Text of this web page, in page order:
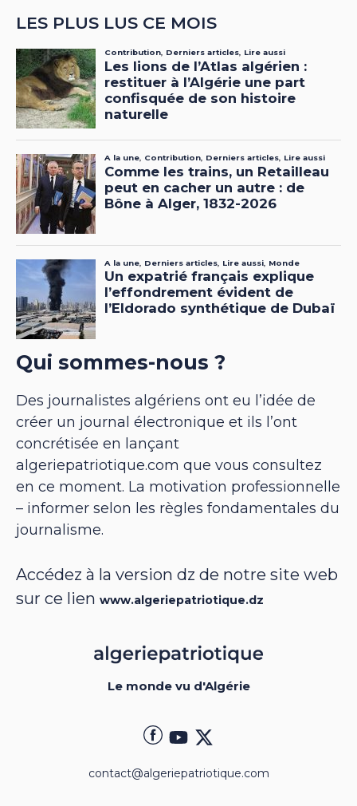
LES PLUS LUS CE MOIS
Qui sommes-nous ?
Des journalistes algériens ont eu l’idée de
créer un journal électronique et ils l’ont
concrétisée en lançant
algeriepatriotique.com que vous consultez
en ce moment. La motivation professionnelle
– informer selon les règles fondamentales du
journalisme.
Accédez à la version dz de notre site web
sur ce lien www.algeriepatriotique.dz
Le monde vu d'Algérie
contact@algeriepatriotique.com